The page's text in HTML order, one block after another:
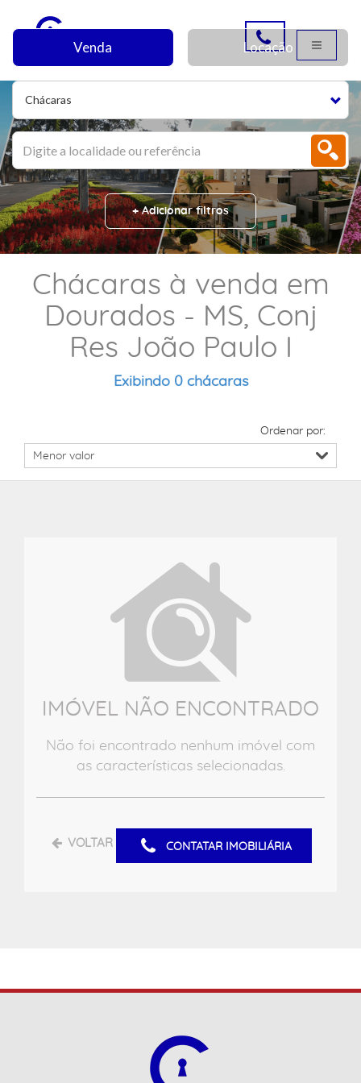
Chácaras
Venda Locação
+ Adicionar filtros
Chácaras à venda em
Dourados - MS, Conj
Res João Paulo I
Exibindo 0 chácaras
Ordenar por:
IMÓVEL NÃO ENCONTRADO
Não foi encontrado nenhum imóvel com
as características selecionadas.
VOLTAR CONTATAR IMOBILIÁRIA